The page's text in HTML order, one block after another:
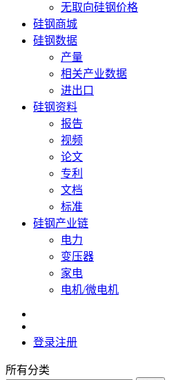
无取向硅钢价格
硅钢商城
硅钢数据
产量
相关产业数据
进出口
硅钢资料
报告
视频
论文
专利
文档
标准
硅钢产业链
电力
变压器
家电
电机/微电机
登录注册
所有分类